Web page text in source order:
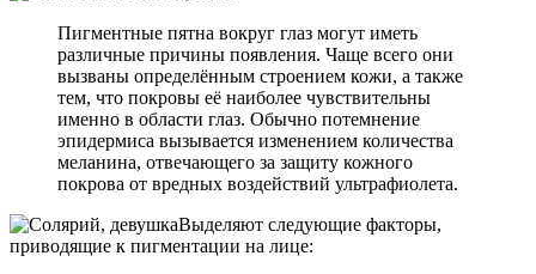
Пигментные пятна вокруг глаз могут иметь
различные причины появления. Чаще всего они
вызваны определённым строением кожи, а также
тем, что покровы её наиболее чувствительны
именно в области глаз. Обычно потемнение
эпидермиса вызывается изменением количества
меланина, отвечающего за защиту кожного
покрова от вредных воздействий ультрафиолета.
Выделяют следующие факторы,
приводящие к пигментации на лице: